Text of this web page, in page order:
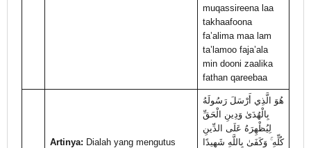
muqassireena laa
takhaafoona
fa’alima maa lam
ta’lamoo faja’ala
min dooni zaalika
fathan qareebaa
Artinya: Dialah yang mengutus
هُوَ الَّذِي أَرْسَلَ رَسُولَهُ
بِالْهُدَىٰ وَدِينِ الْحَقِّ
لِيُظْهِرَهُ عَلَى الدِّينِ
كُلِّهِ ۚ وَكَفَىٰ بِاللَّهِ شَهِيدًا